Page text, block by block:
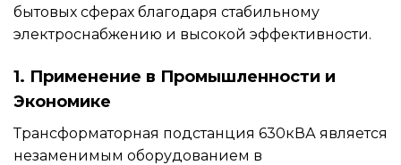
бытовых сферах благодаря стабильному
электроснабжению и высокой эффективности.
1. Применение в Промышленности и
Экономике
Трансформаторная подстанция 630кВА является
незаменимым оборудованием в